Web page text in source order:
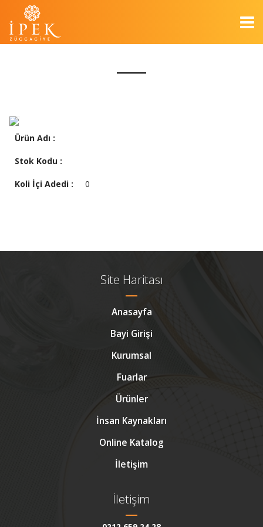
Ürün Adı :
Stok Kodu :
Koli İçi Adedi : 0
Site Haritası
Anasayfa
Bayi Girişi
Kurumsal
Fuarlar
Ürünler
İnsan Kaynakları
Online Katalog
İletişim
İletişim